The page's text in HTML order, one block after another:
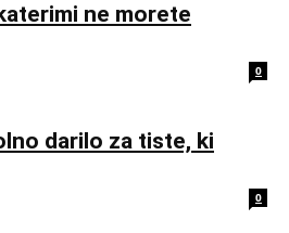
ne morete
0
darilo za tiste, ki
0